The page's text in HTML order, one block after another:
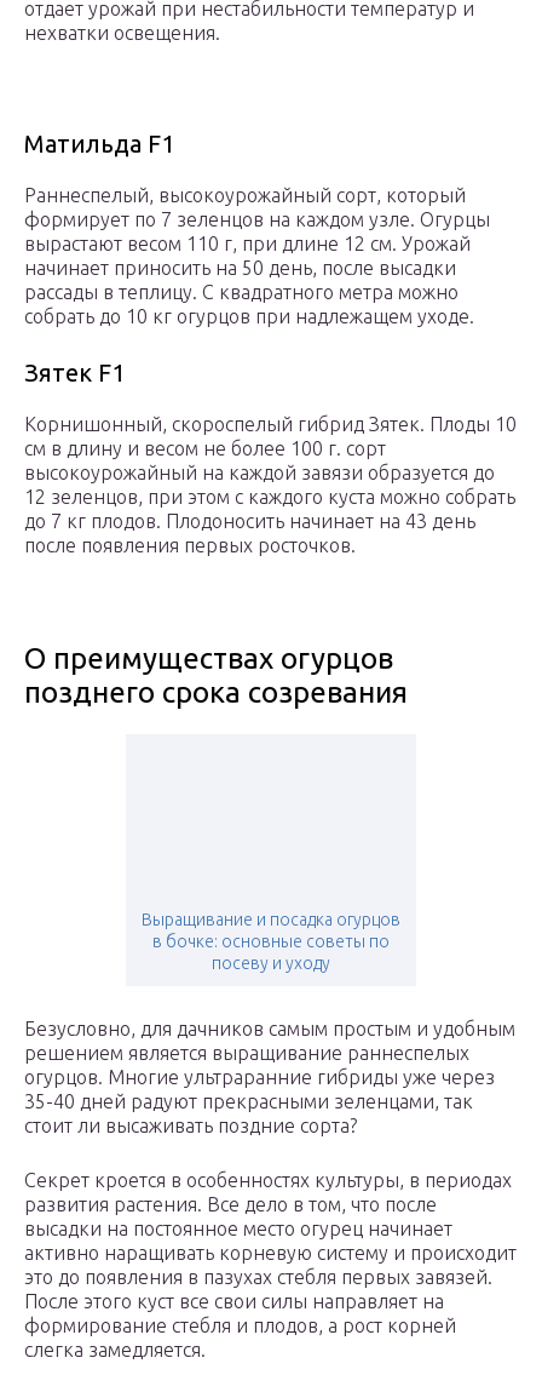
отдает урожай при нестабильности температур и
нехватки освещения.
Матильда F1
Раннеспелый, высокоурожайный сорт, который
формирует по 7 зеленцов на каждом узле. Огурцы
вырастают весом 110 г, при длине 12 см. Урожай
начинает приносить на 50 день, после высадки
рассады в теплицу. С квадратного метра можно
собрать до 10 кг огурцов при надлежащем уходе.
Зятек F1
Корнишонный, скороспелый гибрид Зятек. Плоды 10
см в длину и весом не более 100 г. сорт
высокоурожайный на каждой завязи образуется до
12 зеленцов, при этом с каждого куста можно собрать
до 7 кг плодов. Плодоносить начинает на 43 день
после появления первых росточков.
О преимуществах огурцов
позднего срока созревания
Выращивание и посадка огурцов
в бочке: основные советы по
посеву и уходу
Безусловно, для дачников самым простым и удобным
решением является выращивание раннеспелых
огурцов. Многие ультраранние гибриды уже через
35-40 дней радуют прекрасными зеленцами, так
стоит ли высаживать поздние сорта?
Секрет кроется в особенностях культуры, в периодах
развития растения. Все дело в том, что после
высадки на постоянное место огурец начинает
активно наращивать корневую систему и происходит
это до появления в пазухах стебля первых завязей.
После этого куст все свои силы направляет на
формирование стебля и плодов, а рост корней
слегка замедляется.